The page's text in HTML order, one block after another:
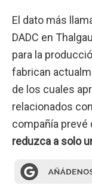
El dato más
DADC en
para la
fabrican
de los cuales
relacionados
compañía prevé
reduzca a solo